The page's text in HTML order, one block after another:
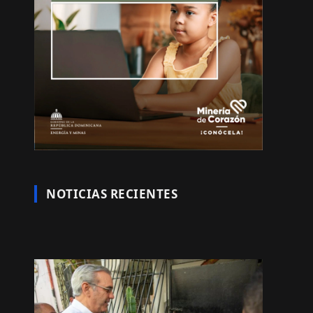
NOTICIAS RECIENTES